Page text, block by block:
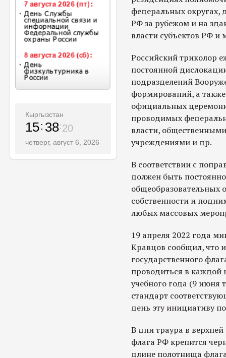
Кыргызстан
15 38 22
четверг, август 6, 2026
федеральных округах,
РФ за рубежом и на
власти субъектов РФ и
Российский триколор
постоянной
подразделений
формирований, а также
официальных
проводимых
власти,
учреждениями и др.
В соответствии с
должен быть
общеобразовательных
собственности и
любых массовых
19 апреля 2022 года
Кравцов сообщил, что
государственного
проводиться в каждой
учебного года (9 июня
стандарт
день эту инициативу
В дни траура в верхней
флага РФ крепится
длине полотнища